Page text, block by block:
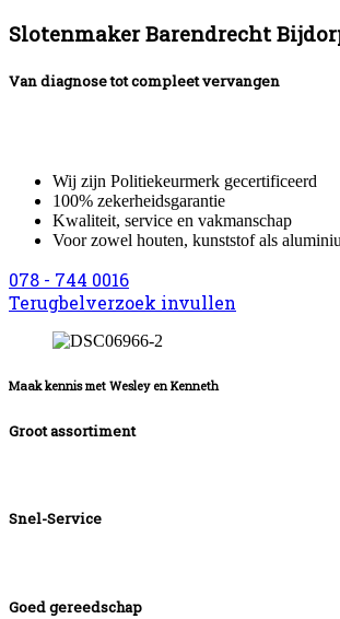
Slotenmaker Barendrecht
Van diagnose tot compleet vervangen
Wij zijn Politiekeurmerk gecertificeerd
100% zekerheidsgarantie
Kwaliteit, service en vakmanschap
Voor zowel houten, kunststof als
078 - 744 0016
Terugbelverzoek invullen
Maak kennis met Wesley en Kenneth
Groot assortiment
Snel-Service
Goed gereedschap